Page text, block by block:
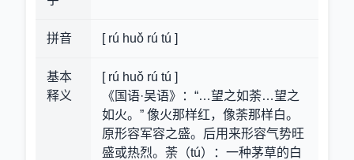
拼音 [ rú huǒ rú tú ]
基本
释义
[ rú huǒ rú tú ]
《国语·吴语》：“…望之如荼…望之
如火。” 像火那样红，像荼那样白。
原形容军容之盛。后用来形容气势旺
盛或热烈。荼（tú）：一种茅草的白